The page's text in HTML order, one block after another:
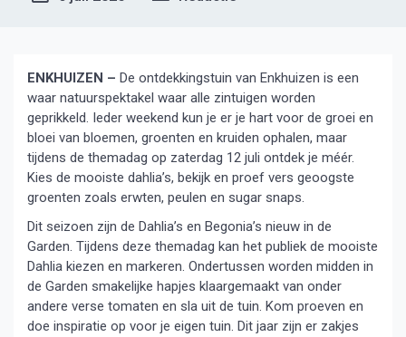
ENKHUIZEN – De ontdekkingstuin van Enkhuizen is een
waar natuurspektakel waar alle zintuigen worden
geprikkeld. Ieder weekend kun je er je hart voor de groei en
bloei van bloemen, groenten en kruiden ophalen, maar
tijdens de themadag op zaterdag 12 juli ontdek je méér.
Kies de mooiste dahlia’s, bekijk en proef vers geoogste
groenten zoals erwten, peulen en sugar snaps.
Dit seizoen zijn de Dahlia’s en Begonia’s nieuw in de
Garden. Tijdens deze themadag kan het publiek de mooiste
Dahlia kiezen en markeren. Ondertussen worden midden in
de Garden smakelijke hapjes klaargemaakt van onder
andere verse tomaten en sla uit de tuin. Kom proeven en
doe inspiratie op voor je eigen tuin. Dit jaar zijn er zakjes